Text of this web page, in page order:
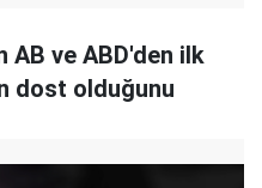
AB ve ABD'den ilk
dost olduğunu